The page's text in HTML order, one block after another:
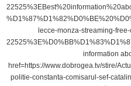
lecce-monza-streaming-
information
href=https://www.dobrogea.tv/stire/
politie-constanta-comisarul-sef-